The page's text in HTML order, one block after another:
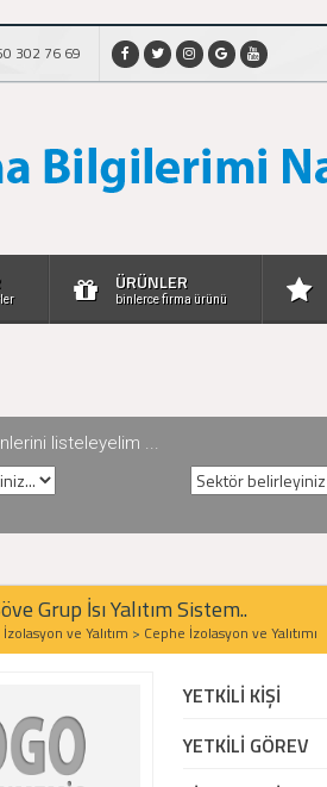
302 76 69
ÜRÜNLER
binlerce firma ürünü
listeleyelim ...
Grup İsı Yalıtım Sistem..
İzolasyon ve Yalıtım > Cephe İzolasyon ve Yalıtımı
YETKİLİ KİŞİ
YETKİLİ GÖREV